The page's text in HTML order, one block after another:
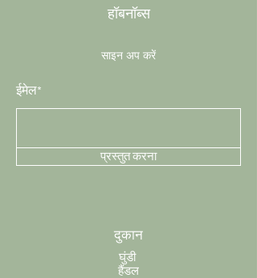
हॉबनॉब्स
साइन अप करें
ईमेल*
प्रस्तुत करना
दुकान
घुंडी
हैंडल